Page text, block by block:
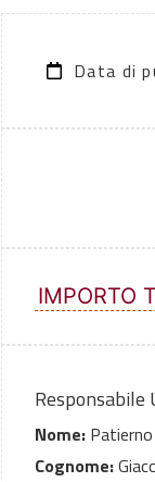
Data di
IMPORTO
Responsabile
Nome: Patierno
Cognome: